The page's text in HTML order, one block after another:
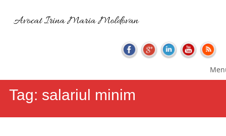
Main
menu
to
Tag: salariul minim